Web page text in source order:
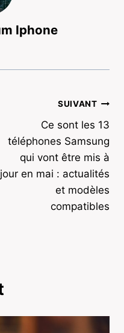
Iphone
SUIVANT
Ce sont les 13
téléphones Samsung
qui vont être mis à
jour en mai : actualités
et modèles
compatibles